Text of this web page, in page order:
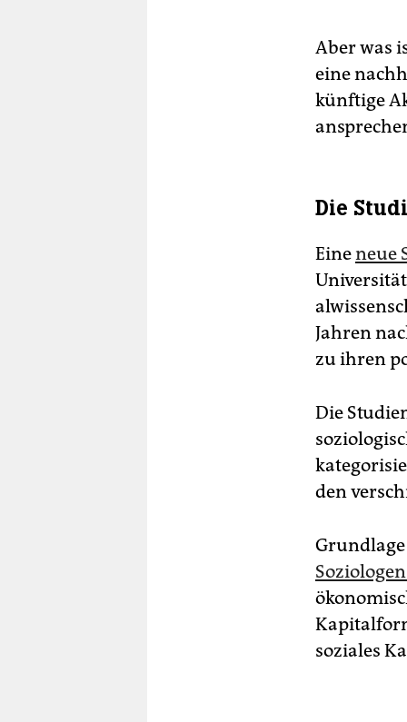
Aber was
eine
künftige
Die
Eineneue
Jahren
zu ihren
Die
den
soziales